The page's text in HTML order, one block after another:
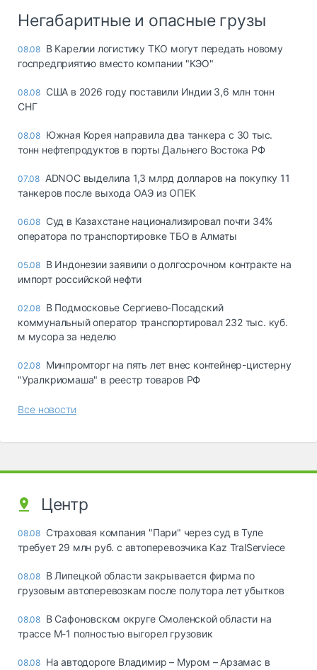
Негабаритные и опасные грузы
08.08 В Карелии логистику ТКО могут передать новому
госпредприятию вместо компании "КЭО"
08.08 США в 2026 году поставили Индии 3,6 млн тонн
СНГ
08.08 Южная Корея направила два танкера с 30 тыс.
тонн нефтепродуктов в порты Дальнего Востока РФ
07.08 ADNOC выделила 1,3 млрд долларов на покупку 11
танкеров после выхода ОАЭ из ОПЕК
06.08 Суд в Казахстане национализировал почти 34%
оператора по транспортировке ТБО в Алматы
05.08 В Индонезии заявили о долгосрочном контракте на
импорт российской нефти
02.08 В Подмосковье Сергиево-Посадский
коммунальный оператор транспортировал 232 тыс. куб.
м мусора за неделю
02.08 Минпромторг на пять лет внес контейнер-цистерну
"Уралкриомаша" в реестр товаров РФ
Все новости
Центр
08.08 Страховая компания "Пари" через суд в Туле
требует 29 млн руб. с автоперевозчика Kaz TralServiece
08.08 В Липецкой области закрывается фирма по
грузовым автоперевозкам после полутора лет убытков
08.08 В Сафоновском округе Смоленской области на
трассе М-1 полностью выгорел грузовик
08.08 На автодороге Владимир – Муром – Арзамас в